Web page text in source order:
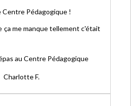
Centre Pédagogique !
ça me manque tellement c'était
Charlotte F.